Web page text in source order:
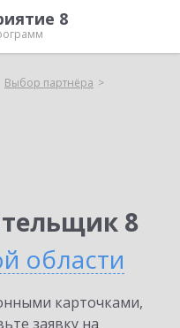
8
Выбор партнёра
8
области
карточками,
заявку на